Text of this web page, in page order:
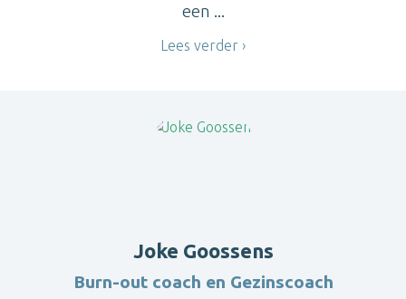
een ...
Lees verder
Joke Goossens
Burn-out coach en Gezinscoach